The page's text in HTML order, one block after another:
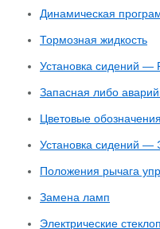
Динамическая
Тормозная жидкость
Установка сидений —
Запасная либо
Цветовые
Установка сидений —
Положения рычага
Замена ламп
Электрические